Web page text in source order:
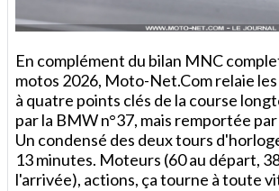
En complément du bilan MNC
motos 2026, Moto-Net.Com relaie
à quatre points clés de la course
par la BMW n°37, mais remportée par
Un condensé des deux tours
13 minutes. Moteurs (60 au départ,
l'arrivée), actions, ça tourne à toute